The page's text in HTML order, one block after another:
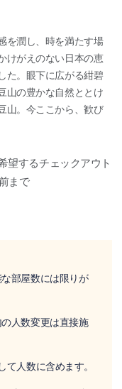
を潤し、時を満たす場
けがえのない日本の恵
た。眼下に広がる紺碧
山の豊かな自然ととけ
山。今ここから、歓び
望するチェックアウト
まで
部屋数には限りが
人数変更は直接施
人数に含めます。